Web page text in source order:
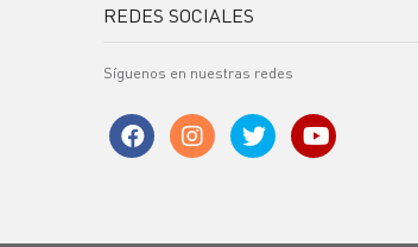
REDES SOCIALES
Síguenos en nuestras redes